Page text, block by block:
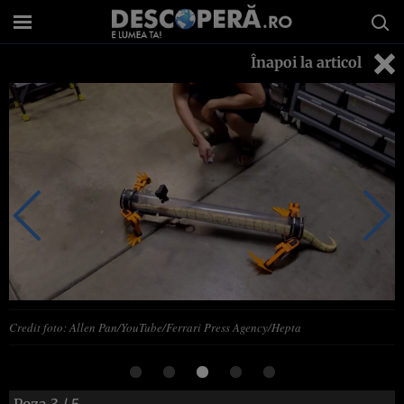
Înapoi la articol
Credit foto: Allen Pan/YouTube/Ferrari Press Agency/Hepta